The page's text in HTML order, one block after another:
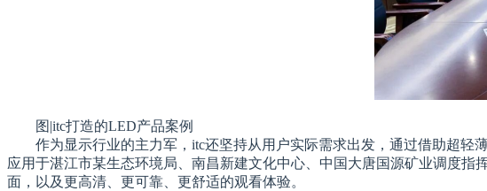
图|itc打造的LED产品案例
作为显示行业的主力军，itc还坚持从用户实际需求出发，通过借助超
应用于湛江市某生态环境局、南昌新建文化中心、中国大唐国源矿业调度
面，以及更高清、更可靠、更舒适的观看体验。